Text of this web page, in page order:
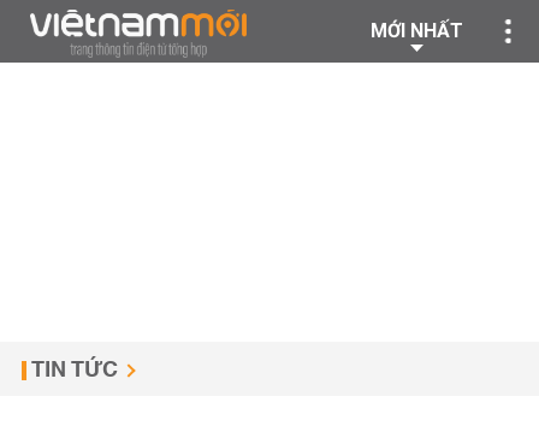
MỚI NHẤT
TIN TỨC